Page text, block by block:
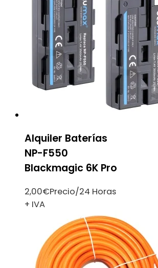
Alquiler Baterías
NP-F550
Blackmagic 6K Pro
2,00€Precio/24 Horas
+ IVA